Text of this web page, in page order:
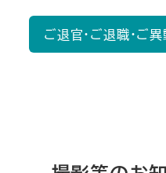
ご退官・ご退職・ご